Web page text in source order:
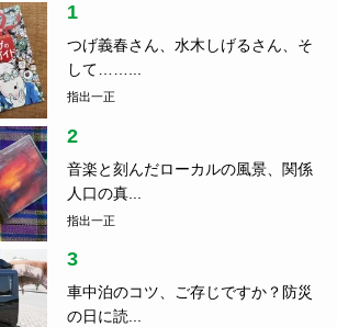
1
つげ義春さん、水木しげるさん、そ
して……...
指出一正
2
音楽と刻んだローカルの風景、関係
人口の真...
指出一正
3
車中泊のコツ、ご存じですか？防災
の日に読...